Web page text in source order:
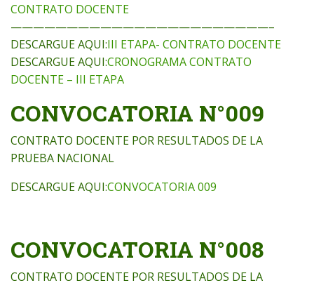
CONTRATO DOCENTE
———————————————————————–
DESCARGUE AQUI:III ETAPA- CONTRATO DOCENTE
DESCARGUE AQUI:CRONOGRAMA CONTRATO
DOCENTE – III ETAPA
CONVOCATORIA N°009
CONTRATO DOCENTE POR RESULTADOS DE LA
PRUEBA NACIONAL
DESCARGUE AQUI:CONVOCATORIA 009
CONVOCATORIA N°008
CONTRATO DOCENTE POR RESULTADOS DE LA